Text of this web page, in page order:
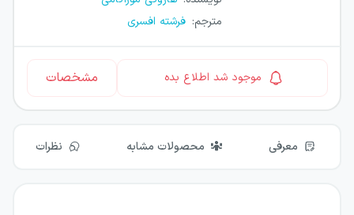
مترجم: فرشته افسری
موجود شد اطلاع بده مشخصات
معرفی محصولات مشابه نظرات